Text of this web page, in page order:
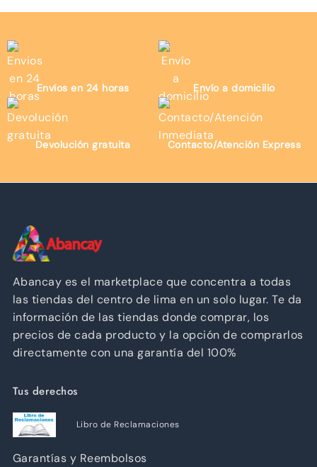
Envíos en 24 horas Envío a domicilio
Devolución gratuita Contacto/Atención Express
Abancay es el marketplace que concentra a todas
las tiendas del centro de lima en un solo lugar. Te da
información de las tiendas donde comprar, los
precios de cada producto y la opción de comprarlos
directamente con una garantía del 100%
Tus derechos
Libro de Reclamaciones
Garantías y Reembolsos